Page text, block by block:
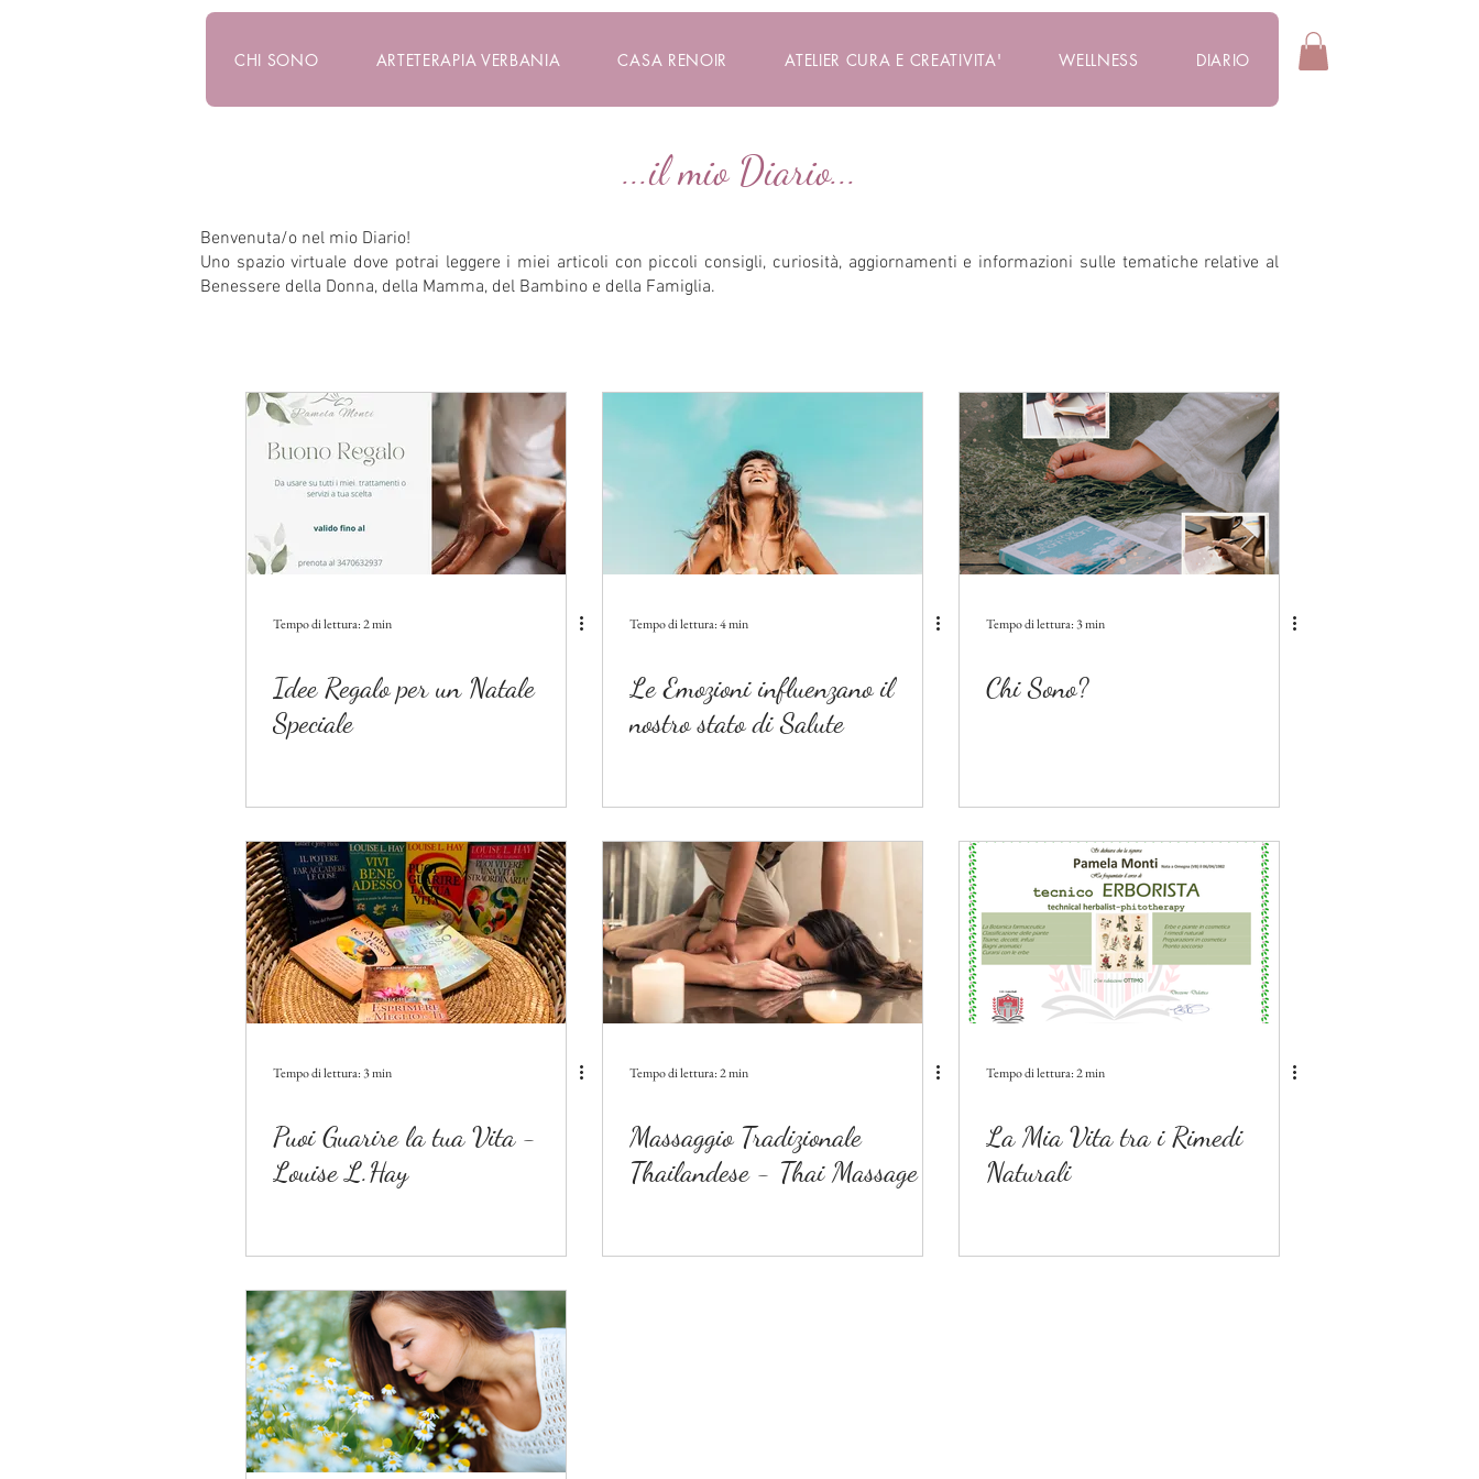
CHI SONO ARTETERAPIA VERBANIA CASA RENOIR ATELIER CURA E CREATIVITA' WELLNESS DIARIO
...il mio Diario...
Benvenuta/o nel mio Diario!
Uno spazio virtuale dove potrai leggere i miei articoli con piccoli consigli, curiosità, aggiornamenti e informazioni sulle tematiche relative al
Benessere della Donna, della Mamma, del Bambino e della Famiglia.
Tempo di lettura: 2 min
Idee Regalo per un Natale
Speciale
Tempo di lettura: 4 min
Le Emozioni influenzano il
nostro stato di Salute
Tempo di lettura: 3 min
Chi Sono?
Tempo di lettura: 3 min
Puoi Guarire la tua Vita -
Louise L.Hay
Tempo di lettura: 2 min
Massaggio Tradizionale
Thailandese - Thai Massage
Tempo di lettura: 2 min
La Mia Vita tra i Rimedi
Naturali